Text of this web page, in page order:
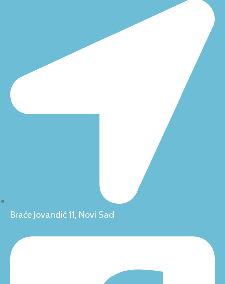
Braće Jovandić 11, Novi Sad